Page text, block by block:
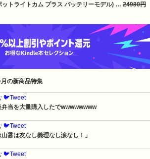
トライトカム プラス バッテリーモデル) … 24980円
の新商品特集
🐦Tweet
弁当を大量購入したでwwwwwwww
🐦Tweet
醤は友なし義理なし涙なし！」
🐦Tweet